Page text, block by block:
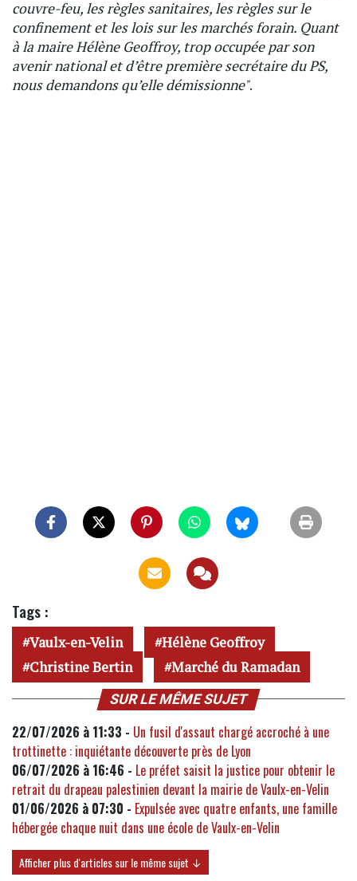
couvre-feu, les règles sanitaires, les règles sur le
confinement et les lois sur les marchés forain. Quant
à la maire Hélène Geoffroy, trop occupée par son
avenir national et d’être première secrétaire du PS,
nous demandons qu’elle démissionne".
Tags :
Vaulx-en-Velin
Hélène Geoffroy
Christine Bertin
Marché du Ramadan
SUR LE MÊME SUJET
22/07/2026 à 11:33 - Un fusil d'assaut chargé accroché à une
trottinette : inquiétante découverte près de Lyon
06/07/2026 à 16:46 - Le préfet saisit la justice pour obtenir le
retrait du drapeau palestinien devant la mairie de Vaulx-en-Velin
01/06/2026 à 07:30 - Expulsée avec quatre enfants, une famille
hébergée chaque nuit dans une école de Vaulx-en-Velin
Afficher plus d'articles sur le même sujet ↓